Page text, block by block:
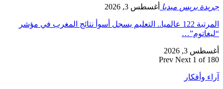
جريدة بريس ميديا أغسطس 3, 2026
المرتبة 122 عالميا.. التعليم يسجل أسوأ نتائج المغرب في مؤشر
“ليغاتوم”…
أغسطس 3, 2026
Prev Next 1 of 180
آراء وأفكار